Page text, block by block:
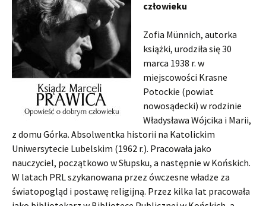
człowieku
Zofia Münnich, autorka
książki, urodziła się 30
marca 1938 r. w
miejscowości Krasne
Potockie (powiat
nowosądecki) w rodzinie
Władysława Wójcika i Marii,
z domu Górka. Absolwentka historii na Katolickim
Uniwersytecie Lubelskim (1962 r.). Pracowała jako
nauczyciel, początkowo w Słupsku, a następnie w Końskich.
W latach PRL szykanowana przez ówczesne władze za
światopogląd i postawę religijną. Przez kilka lat pracowała